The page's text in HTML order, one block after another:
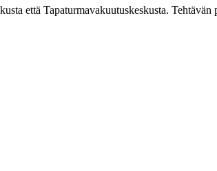
että Tapaturmavakuutuskeskusta.